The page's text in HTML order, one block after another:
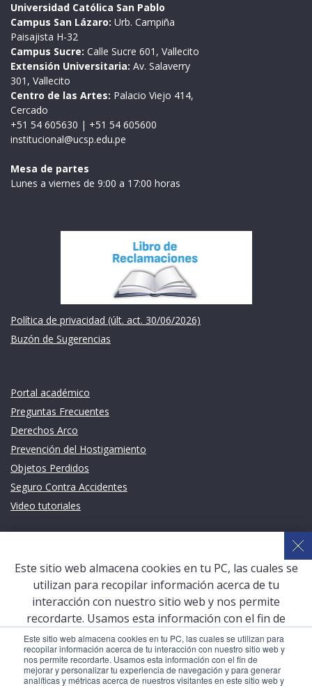
Este sitio web almacena cookies en tu PC, las cuales se utilizan para
recopilar información acerca de tu interacción con nuestro sitio web y
nos permite recordarte. Usamos esta información con el fin de
mejorar y personalizar tu experiencia de navegación y para generar
analíticas y métricas acerca de nuestros visitantes en este sitio web y
Universidad Católica San Pablo
Campus San Lázaro: Urb. Campiña
Paisajista H-32
Campus Sucre: Calle Sucre 601, Vallecito
Extensión Universitaria: Av. Salaverry
301, Vallecito
Centro de las Artes: Palacio Viejo 414,
Cercado
+51 54 605630 | +51 54 605600
institucional@ucsp.edu.pe
Mesa de partes
Lunes a viernes de 9:00 a 17:00 horas
Política de privacidad (últ. act. 30/06/2026)
Buzón de Sugerencias
Portal académico
Preguntas Frecuentes
Derechos Arco
Prevención del Hostigamiento
Objetos Perdidos
Seguro Contra Accidentes
Video tutoriales
Sistema de Gestión Académica (SGA)
Defensoría Universitaria
Terceros vinculados
San Pablo Mail
Aula Virtual Pregrado
Aula Virtual Postgrado
Este sitio web almacena cookies en tu PC, las cuales se
utilizan para recopilar información acerca de tu
interacción con nuestro sitio web y nos permite
recordarte. Usamos esta información con el fin de
mejorar y personalizar tu experiencia de navegación y
para generar analíticas y métricas acerca de nuestros
visitantes en este sitio web y otros medios de